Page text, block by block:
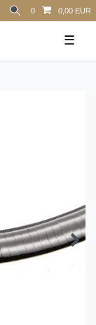
0 0,00 EUR
☰